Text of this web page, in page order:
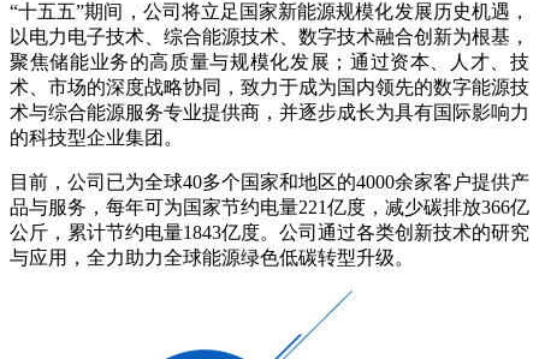
“十五五”期间，公司将立足国家新能源规模化发展历史机遇，
以电力电子技术、综合能源技术、数字技术融合创新为根基，
聚焦储能业务的高质量与规模化发展；通过资本、人才、技
术、市场的深度战略协同，致力于成为国内领先的数字能源技
术与综合能源服务专业提供商，并逐步成长为具有国际影响力
的科技型企业集团。
目前，公司已为全球40多个国家和地区的4000余家客户提供产
品与服务，每年可为国家节约电量221亿度，减少碳排放366亿
公斤，累计节约电量1843亿度。公司通过各类创新技术的研究
与应用，全力助力全球能源绿色低碳转型升级。